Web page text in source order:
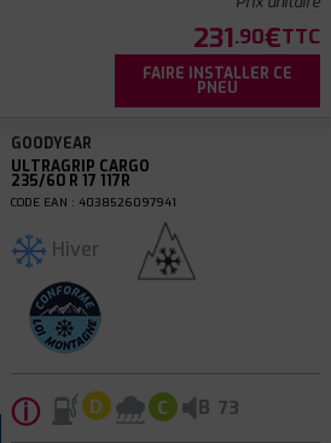
231.90€TTC
FAIRE INSTALLER CE
PNEU
GOODYEAR
ULTRAGRIP CARGO
235/60 R 17 117R
CODE EAN : 4038526097941
Hiver
ⓘ D C B 73